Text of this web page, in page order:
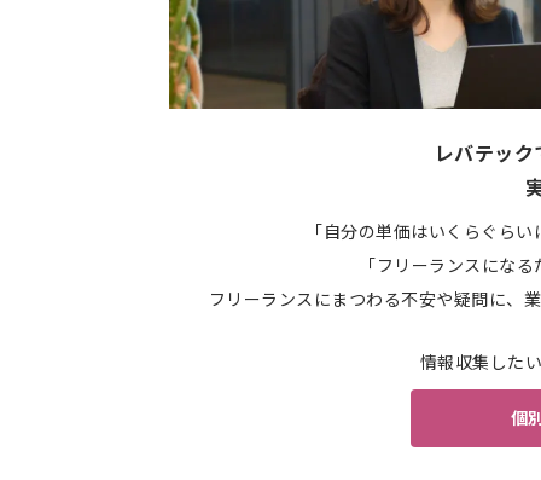
レバテッ
「自分の単価はいくらぐら
「フリーランスにな
フリーランスにまつわる不安や疑問に、
情報収集した
個